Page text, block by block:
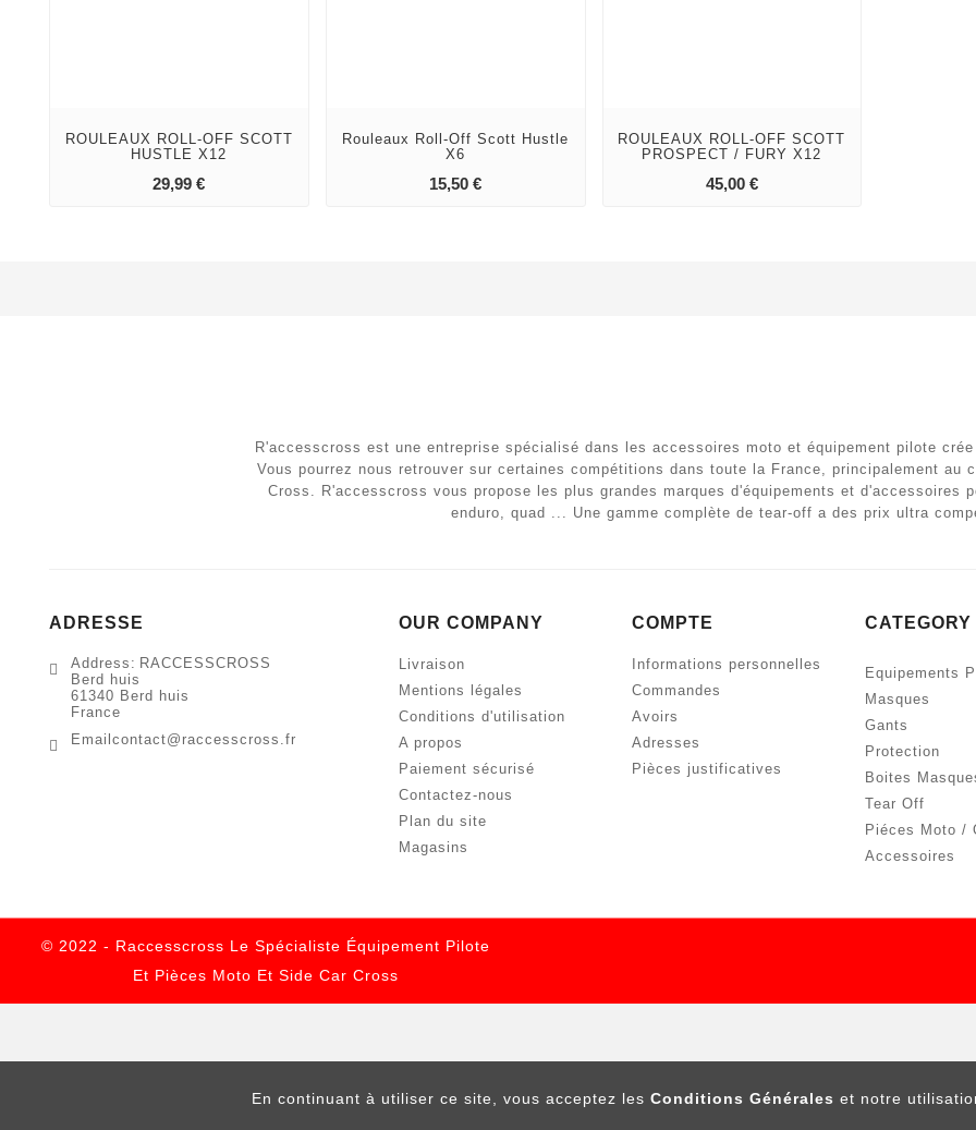
En continuant à utiliser ce site, vous acceptez les Conditions Générales et notre
ROULEAUX ROLL-OFF SCOTT
HUSTLE X12
29,99 €Prix
add_shopping_cart
Rouleaux Roll-Off Scott Hustle
X6
15,50 €Prix
add_shopping_cart
ROULEAUX ROLL-OFF SCOTT
PROSPECT / FURY X12
45,00 €Prix
add_shopping_cart
ROULEAUX ROLL-OFF
X6
R'accesscross est une entreprise spécialisé dans les accessoires moto et équipement pilote crée
Vous pourrez nous retrouver sur certaines compétitions dans toute la France, principalement au
Cross. R'accesscross vous propose les plus grandes marques d'équipements et d'accessoires
enduro, quad ... Une gamme complète de tear-off a des prix ultra
ADRESSE
Address: RACCESSCROSS
Berd huis
61340 Berd huis
France
Email contact@raccesscross.fr
OUR COMPANY
Livraison
Mentions légales
Conditions d'utilisation
A propos
Paiement sécurisé
Contactez-nous
Plan du site
Magasins
COMPTE
Informations personnelles
Commandes
Avoirs
Adresses
Pièces justificatives
CATEGORY
Equipements
Masques
Gants
Protection
Boites
Tear Off
Piéces Moto /
Accessoires
© 2022 - Raccesscross Le Spécialiste Équipement Pilote
Et Pièces Moto Et Side Car Cross